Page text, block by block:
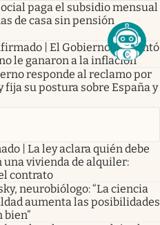
paga el subsidio mensual
de casa sin pensión
| El Gobierno aumentó
le ganaron a la inflación
responde al reclamo por
su postura sobre España y
| La ley aclara quién debe
una vivienda de alquiler:
contrato
neurobiólogo: “La ciencia
aumenta las posibilidades
bien”